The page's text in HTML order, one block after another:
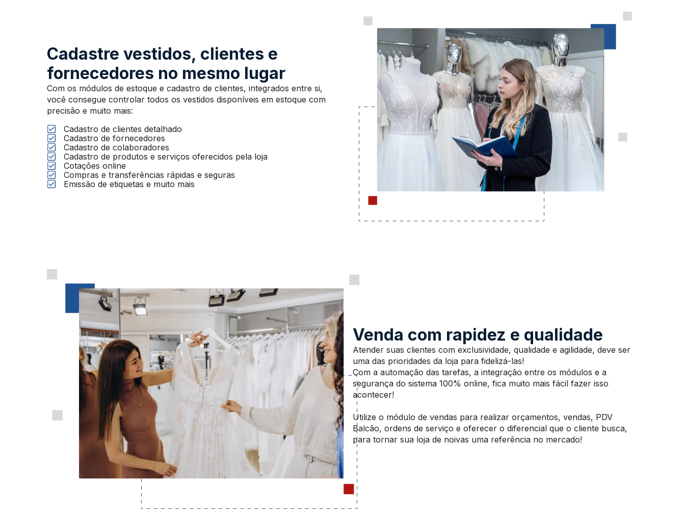
Cadastre vestidos, clientes e
fornecedores no mesmo lugar
Com os módulos de estoque e cadastro de clientes, integrados entre si,
você consegue controlar todos os vestidos disponíveis em estoque com
precisão e muito mais:
Cadastro de clientes detalhado
Cadastro de fornecedores
Cadastro de colaboradores
Cadastro de produtos e serviços oferecidos pela loja
Cotações online
Compras e transferências rápidas e seguras
Emissão de etiquetas e muito mais
Venda com rapidez e qualidade
Atender suas clientes com exclusividade, qualidade e agilidade, deve ser
uma das prioridades da loja para fidelizá-las!
Com a automação das tarefas, a integração entre os módulos e a
segurança do sistema 100% online, fica muito mais fácil fazer isso
acontecer!
Utilize o módulo de vendas para realizar orçamentos, vendas, PDV
Balcão, ordens de serviço e oferecer o diferencial que o cliente busca,
para tornar sua loja de noivas uma referência no mercado!